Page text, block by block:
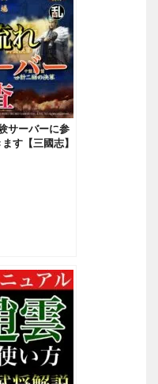
サーバーに参
す【三國志】